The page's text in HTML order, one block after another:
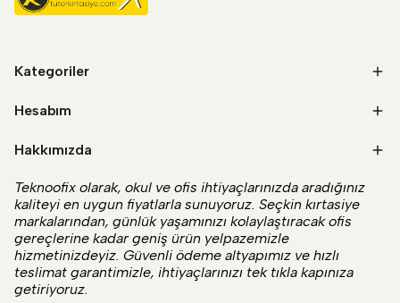
Kategoriler
Hesabım
Hakkımızda
Teknoofix olarak, okul ve ofis ihtiyaçlarınızda aradığınız
kaliteyi en uygun fiyatlarla sunuyoruz. Seçkin kırtasiye
markalarından, günlük yaşamınızı kolaylaştıracak ofis
gereçlerine kadar geniş ürün yelpazemizle
hizmetinizdeyiz. Güvenli ödeme altyapımız ve hızlı
teslimat garantimizle, ihtiyaçlarınızı tek tıkla kapınıza
getiriyoruz.